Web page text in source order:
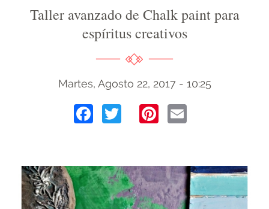
Taller avanzado de Chalk paint para
espíritus creativos
Martes, Agosto 22, 2017 - 10:25
Facebook
TwitterPinterest
Email